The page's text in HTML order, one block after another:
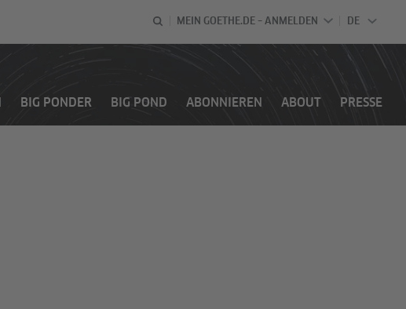
MEIN GOETHE.DE – ANMELDEN
DE
BIG PONDER BIG POND ABONNIEREN ABOUT PRESSE